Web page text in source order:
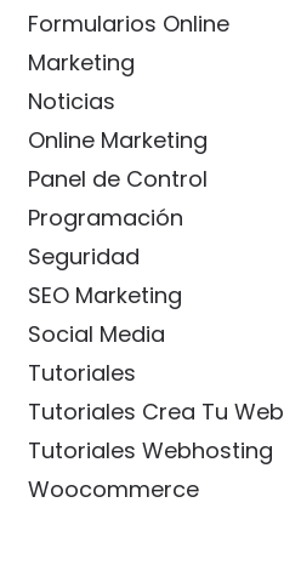
Formularios Online
Marketing
Noticias
Online Marketing
Panel de Control
Programación
Seguridad
SEO Marketing
Social Media
Tutoriales
Tutoriales Crea Tu Web
Tutoriales Webhosting
Woocommerce